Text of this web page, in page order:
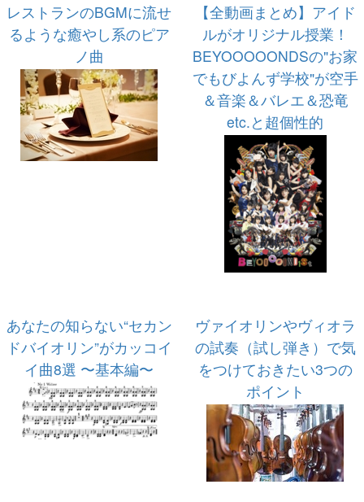
レストランのBGMに流せ
るような癒やし系のピア
ノ曲
【全動画まとめ】アイド
ルがオリジナル授業！
BEYOOOOONDSの"お家
でもびよんず学校"が空手
＆音楽＆バレエ＆恐竜
etc.と超個性的
あなたの知らない“セカン
ドバイオリン”がカッコイ
イ曲8選 〜基本編〜
ヴァイオリンやヴィオラ
の試奏（試し弾き）で気
をつけておきたい3つの
ポイント